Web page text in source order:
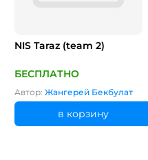
NIS Taraz (team 2)
БЕСПЛАТНО
Автор: Жангерей Бекбулат
в корзину